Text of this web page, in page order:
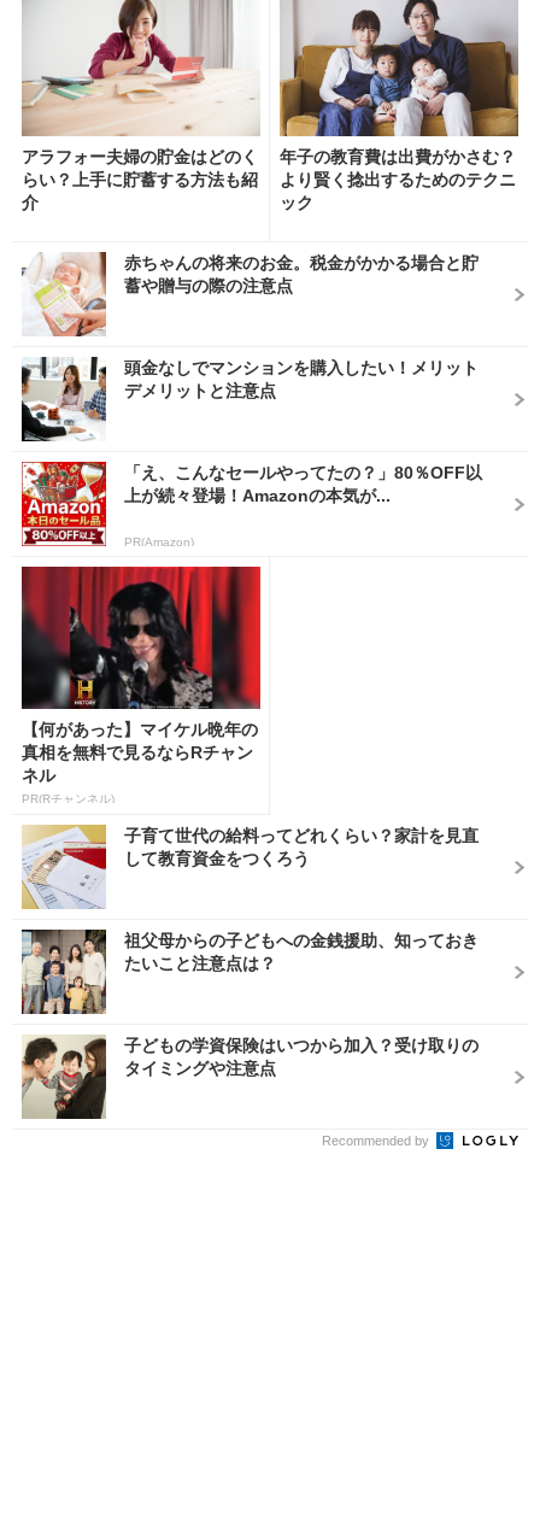
アラフォー夫婦の貯金はどのく
らい？上手に貯蓄する方法も紹
介
年子の教育費は出費がかさむ？
より賢く捻出するためのテクニ
ック
赤ちゃんの将来のお金。税金がかかる場合と貯
蓄や贈与の際の注意点
頭金なしでマンションを購入したい！メリット
デメリットと注意点
「え、こんなセールやってたの？」80％OFF以
上が続々登場！Amazonの本気が...
PR(Amazon)
【何があった】マイケル晩年の
真相を無料で見るならRチャン
ネル
PR(Rチャンネル)
子育て世代の給料ってどれくらい？家計を見直
して教育資金をつくろう
祖父母からの子どもへの金銭援助、知っておき
たいこと注意点は？
子どもの学資保険はいつから加入？受け取りの
タイミングや注意点
Recommended by